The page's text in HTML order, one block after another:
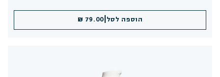
הוספה לסל 79.00 ₪